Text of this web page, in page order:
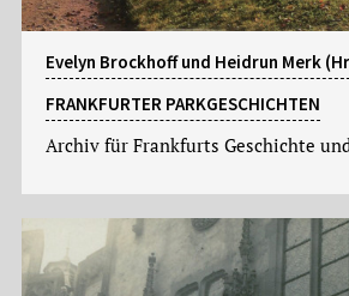
Evelyn Brockhoff und Heidrun Merk
FRANKFURTER PARKGESCHICHTEN
Archiv für Frankfurts Geschichte